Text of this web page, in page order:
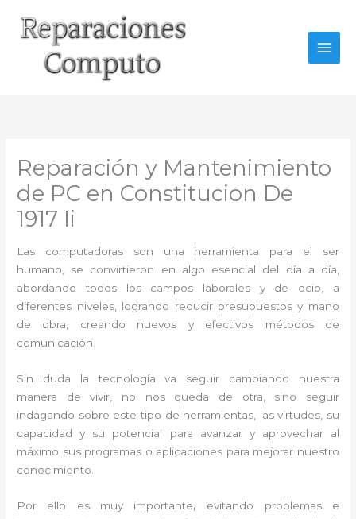
contenido
Reparación y Mantenimiento
de PC en Constitucion De
1917 Ii
Las computadoras son una herramienta para el ser
humano, se convirtieron en algo esencial del día a día,
abordando todos los campos laborales y de ocio, a
diferentes niveles, logrando reducir presupuestos y mano
de obra, creando nuevos y efectivos métodos de
comunicación.
Sin duda la tecnología va seguir cambiando nuestra
manera de vivir, no nos queda de otra, sino seguir
indagando sobre este tipo de herramientas, las virtudes, su
capacidad y su potencial para avanzar y aprovechar al
máximo sus programas o aplicaciones para mejorar nuestro
conocimiento.
Por ello es muy importante, evitando problemas e